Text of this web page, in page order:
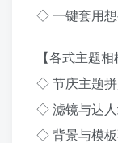
◇ 一键套用
【各式主题
◇ 节庆主题拼
◇ 滤镜与达人
◇ 背景与模